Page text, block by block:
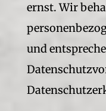
ernst. Wir
und